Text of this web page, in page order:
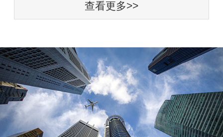
查看更多>>